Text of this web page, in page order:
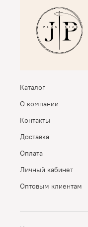
Каталог
О компании
Контакты
Доставка
Оплата
Личный кабинет
Оптовым клиентам